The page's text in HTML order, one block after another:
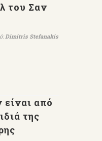
του Σαν
Dimitris Stefanakis
από
της